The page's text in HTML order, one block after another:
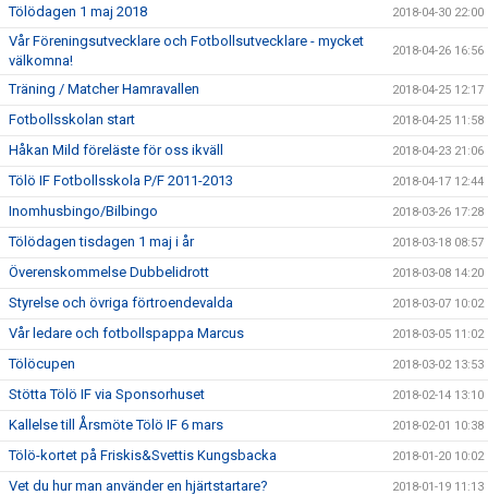
Tölödagen 1 maj 2018 2018-04-30 22:00
Vår Föreningsutvecklare och Fotbollsutvecklare - mycket
välkomna!
2018-04-26 16:56
Träning / Matcher Hamravallen 2018-04-25 12:17
Fotbollsskolan start 2018-04-25 11:58
Håkan Mild föreläste för oss ikväll 2018-04-23 21:06
Tölö IF Fotbollsskola P/F 2011-2013 2018-04-17 12:44
Inomhusbingo/Bilbingo 2018-03-26 17:28
Tölödagen tisdagen 1 maj i år 2018-03-18 08:57
Överenskommelse Dubbelidrott 2018-03-08 14:20
Styrelse och övriga förtroendevalda 2018-03-07 10:02
Vår ledare och fotbollspappa Marcus 2018-03-05 11:02
Tölöcupen 2018-03-02 13:53
Stötta Tölö IF via Sponsorhuset 2018-02-14 13:10
Kallelse till Årsmöte Tölö IF 6 mars 2018-02-01 10:38
Tölö-kortet på Friskis&Svettis Kungsbacka 2018-01-20 10:02
Vet du hur man använder en hjärtstartare? 2018-01-19 11:13